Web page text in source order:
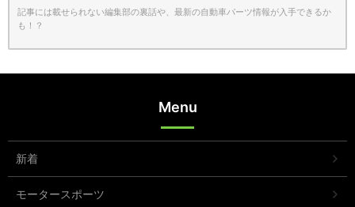
記事には載せられない編集部の裏話や、最新の自動車パーツ情報が入手できるか
も！？
Menu
新着
モータースポーツ